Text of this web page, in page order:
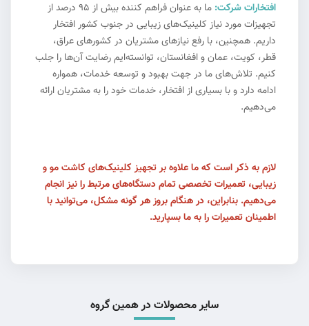
افتخارات شرکت:
ما به عنوان فراهم کننده بیش از ۹۵ درصد از
تجهیزات مورد نیاز کلینیک‌های زیبایی در جنوب کشور افتخار
داریم. همچنین، با رفع نیازهای مشتریان در کشورهای عراق،
قطر، کویت، عمان و افغانستان، توانسته‌ایم رضایت آن‌ها را جلب
کنیم. تلاش‌های ما در جهت بهبود و توسعه خدمات، همواره
ادامه دارد و با بسیاری از افتخار، خدمات خود را به مشتریان ارائه
می‌دهیم.
لازم به ذکر است که ما علاوه بر تجهیز کلینیک‌های کاشت مو و
زیبایی، تعمیرات تخصصی تمام دستگاه‌های مرتبط را نیز انجام
می‌دهیم. بنابراین، در هنگام بروز هر گونه مشکل، می‌توانید با
اطمینان تعمیرات را به ما بسپارید.
سایر محصولات در همین گروه